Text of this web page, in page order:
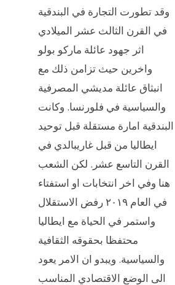
وقد تطورت التجارة في البندقية
في القرن الثالث عشر الميلادي
اثر جهود عائلة ماركو بولو
واخرين حيث تزامن ذلك مع
انبثاق عائلة مديشي المصرفية
والسياسية في فلورنسا. وكانت
البندقية امارة مستقلة قبل توحيد
ايطاليا من قبل غاريبالدي في
القرن التاسع عشر. لكن الشعب
هنا وفي اخر انتخابات او استفتاء
في العام ٢٠١٩ رفض الاستقلال
واستمر في الحياة مع ايطاليا
محتفظا بحقوقه الثقافية
والسياسية. ويبدو ان الامر يعود
الى الوضع الاقتصادي المناسب